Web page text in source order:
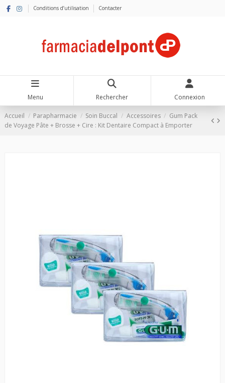
Conditions d’utilisation Contacter
Menu Rechercher Connexion
Accueil Parapharmacie Soin Buccal Accessoires
Gum Pack
de Voyage Pâte + Brosse + Cire : Kit Dentaire Compact à Emporter